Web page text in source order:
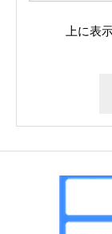
上に表